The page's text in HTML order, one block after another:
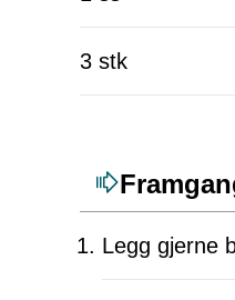
3 stk
Legg gjerne